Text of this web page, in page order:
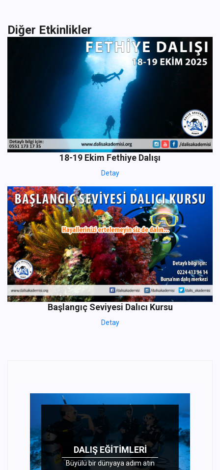
Diğer Etkinlikler
18-19 Ekim Fethiye Dalışı
Detay
Başlangıç Seviyesi Dalıcı Kursu
Detay
DALIŞ EĞITIMLERI
Büyülü bir dünyaya adım atın